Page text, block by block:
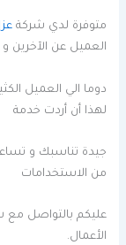
متوفرة لدي شركة
العميل عن الآخرين
دوما الي العميل
لهذا أن أردت خدمة
جيدة تناسبك و
من الاستخدامات
عليكم بالتواصل مع
الأعمال.